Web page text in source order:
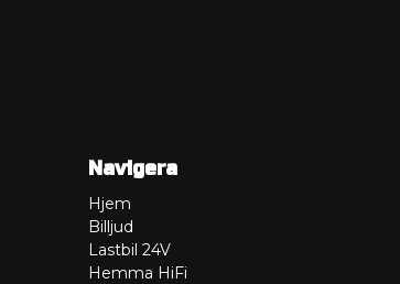
Navigera
Hjem
Billjud
Lastbil 24V
Hemma HiFi